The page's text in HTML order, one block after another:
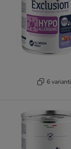
6 varianti